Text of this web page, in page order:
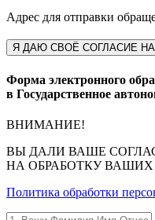
Адрес для отправки
Я ДАЮ СВОЁ СОГЛАСИЕ
Форма электронного
в Государственное
ВНИМАНИЕ!
ВЫ ДАЛИ ВАШЕ
НА ОБРАБОТКУ
Политика обработки